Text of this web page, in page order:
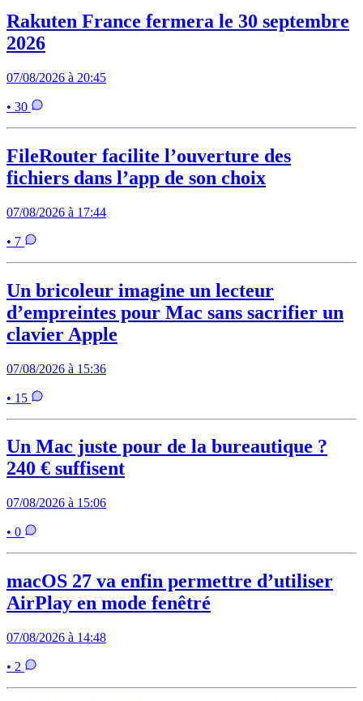
Rakuten France fermera le 30 septembre
2026
07/08/2026 à 20:45
• 30
FileRouter facilite l’ouverture des
fichiers dans l’app de son choix
07/08/2026 à 17:44
• 7
Un bricoleur imagine un lecteur
d’empreintes pour Mac sans sacrifier un
clavier Apple
07/08/2026 à 15:36
• 15
Un Mac juste pour de la bureautique ?
240 € suffisent
07/08/2026 à 15:06
• 0
macOS 27 va enfin permettre d’utiliser
AirPlay en mode fenêtré
07/08/2026 à 14:48
• 2